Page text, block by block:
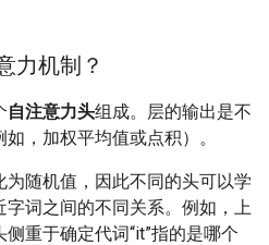
力机制？
自注意力头组成。层的输出是不
，加权平均值或点积）。
随机值，因此不同的头可以学
词之间的不同关系。例如，上
重于确定代词“it”指的是哪个